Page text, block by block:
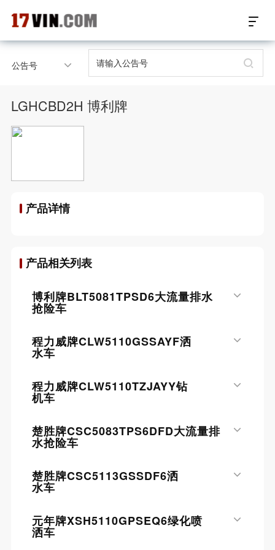
17VIN车架号查询首页
汽配产品电子目录
微信群智能客服
关于我们
公告号
LGHCBD2H 博利牌
产品详情
产品相关列表
博利牌BLT5081TPSD6大流量排水
抢险车
程力威牌CLW5110GSSAYF洒
水车
程力威牌CLW5110TZJAYY钻
机车
楚胜牌CSC5083TPS6DFD大流量排
水抢险车
楚胜牌CSC5113GSSDF6洒
水车
元年牌XSH5110GPSEQ6绿化喷
洒车